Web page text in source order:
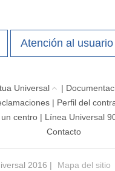
Atención al usuario
Universal |
| Perfil del
centro| Línea Universal
Contacto
2016 | Mapa del sitio